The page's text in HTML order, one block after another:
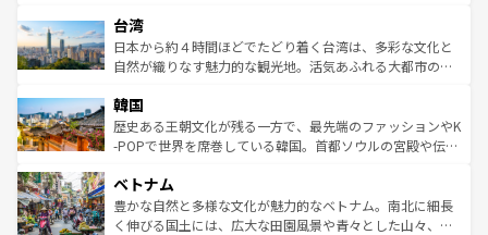
ならではの贅沢な旅のスタイルだ。 なお、新着のアメリカ
情報はコンテンツ一覧を参照してほしい。
れるおもてなしの心で訪れる人々を迎えてくれるハワイの
人々、おいしいローカルフードやハワイアンミュージッ
ク、伝統的なフラダンスなど、すべてがハワイの魅力を彩
ワイを、存分に味わってほしい。 なお、新着のハワイ情報
はコンテンツ一覧を参照してほしい。
リアリーフや大陸中央部にそびえるウルル（エアーズロッ
ク）、タスマニアの美しい原生林やケアンズの熱帯雨林な
ど、見どころがたくさん。また、カフェやワイン、オージ
いる。アクティビティも充実しており、サーフィンやダイ
ビング、ハイキングなど、アウトドア好きにはたまらな
い。オーストラリアの多彩な魅力を存分に味わいつくそ
参照してほしい。
台湾
日本から約４時間ほどでたどり着く台湾は、多彩な文化と
自然が織りなす魅力的な観光地。活気あふれる大都市の台
ン）、静ひつな山岳地帯である台湾東部など、都市の喧騒
と山間の静けさが共存しており、訪れる人に新しい発見と
驚きをもたらしてくれる。また、奥深い台湾の食文化も魅
容にもいいと評判のスイーツなど、バラエティ豊かな料理
が味わえる。 なお、新着の台湾情報は コンテンツ一覧を参
照してほしい。
韓国
歴史ある王朝文化が残る一方で、最先端のファッションやK
-POPで世界を席巻している韓国。首都ソウルの宮殿や伝統
き、地方に足を延ばせば四季折々の自然美を楽しむことが
できる。そして、キムチや焼肉、絶品のストリートフード
まで、さまざまな韓国料理が待っている。夜には、韓国な
ベトナム
豊かな自然と多様な文化が魅力的なベトナム。南北に細長
く伸びる国土には、広大な田園風景や青々とした山々、世